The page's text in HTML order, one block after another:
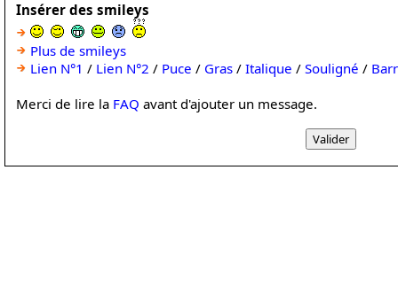
Insérer des smileys
Plus de smileys
Lien N°1 / Lien N°2 / Puce / Gras / Italique / Souligné /
Merci de lire la FAQ avant d'ajouter un message.